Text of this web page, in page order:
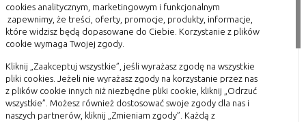
cookies analitycznym, marketingowym i funkcjonalnym
zapewnimy, że treści, oferty, promocje, produkty, informacje,
które widzisz będą dopasowane do Ciebie. Korzystanie z plików
cookie wymaga Twojej zgody.
Kliknij „Zaakceptuj wszystkie”, jeśli wyrażasz zgodę na wszystkie
pliki cookies. Jeżeli nie wyrażasz zgody na korzystanie przez nas
z plików cookie innych niż niezbędne pliki cookie, kliknij „Odrzuć
wszystkie”. Możesz również dostosować swoje zgody dla nas i
naszych partnerów, kliknij „Zmieniam zgody”. Każdą z
danych osobowych poszczególnych
użytkowników
E. Rodzaje cookies ze względu na ingerencję w
prywatność użytkownika:
Rodzaj
Opis
prywatnych inwestorów. W sklepie ElektroZysk.pl
znajdą Państwo kompleksową ofertę obejmującą
wszystkie artykuły elektryczne potrzebne przy
remoncie mieszkania czy budowie domu.
które będą mogli Państwo kupić szybko i wygodnie bez
wychodzenia z domu!
Tagi